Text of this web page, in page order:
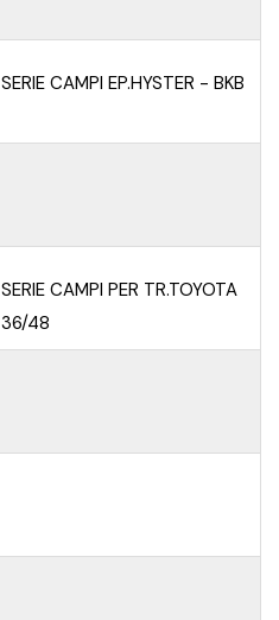
SERIE CAMPI EP.HYSTER - BKB
SERIE CAMPI PER TR.TOYOTA
36/48